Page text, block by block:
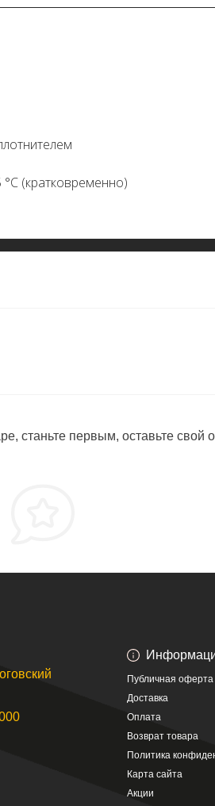
°C (кратковременно)
станьте первым, оставьте свой
Публичная оферта
Доставка
Оплата
Возврат товара
Политика
Карта сайта
Акции